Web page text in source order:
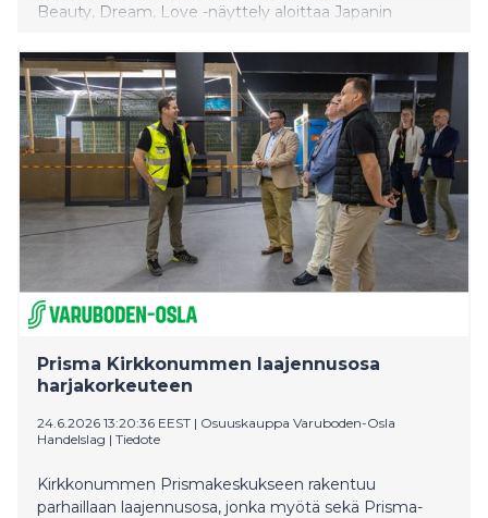
Beauty, Dream, Love -näyttely aloittaa Japanin
esineistöstä valtaosa, noin seitsemänkymmentä
teosta ja valokuvaa, tulee Arkkitehtuuri- ja
designmuseon kokoelmista.
Prisma Kirkkonummen laajennusosa
harjakorkeuteen
24.6.2026 13:20:36 EEST | Osuuskauppa Varuboden-Osla
Handelslag | Tiedote
Kirkkonummen Prismakeskukseen rakentuu
parhaillaan laajennusosa, jonka myötä sekä Prisma-